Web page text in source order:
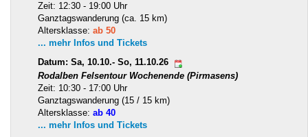
Zeit: 12:30 - 19:00 Uhr
Ganztagswanderung (ca. 15 km)
Altersklasse: ab 50
... mehr Infos und Tickets
Datum: Sa, 10.10.- So, 11.10.26
Rodalben Felsentour Wochenende (Pirmasens)
Zeit: 10:30 - 17:00 Uhr
Ganztagswanderung (15 / 15 km)
Altersklasse: ab 40
... mehr Infos und Tickets